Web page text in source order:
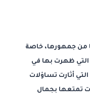
من جمهورها، خاصة
التي ظهرت بها في
أثارت تساؤلات
تمتعها بجمال